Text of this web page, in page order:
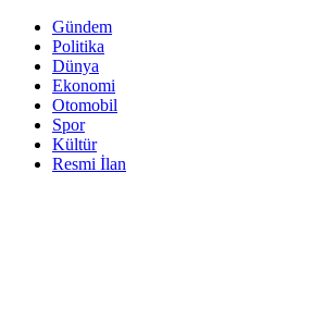
Gündem
Politika
Dünya
Ekonomi
Otomobil
Spor
Kültür
Resmi İlan